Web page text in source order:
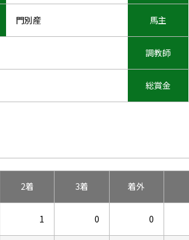
門別産 馬主
調教師
総賞金
2着 3着 着外
1 0 0